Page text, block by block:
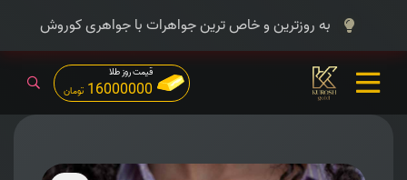
به روزترین و خاص ترین جواهرات با جواهری کوروش
قیمت روز طلا
16000000 تومان